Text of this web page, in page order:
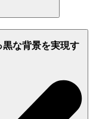
な背景を実現す